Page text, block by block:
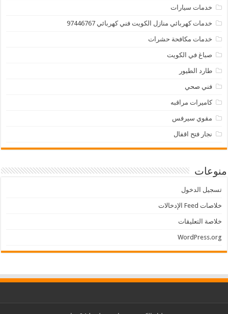
خدمات سيارات
خدمات كهربائي منازل الكويت فني كهربائي 97446767
خدمات مكافحة حشرات
صباغ في الكويت
طارد الطيور
فني صحي
كاميرات مراقبه
مقوي سيرفس
نجار فتح اقفال
منوعات
تسجيل الدخول
خلاصات Feed الإدخالات
خلاصة التعليقات
WordPress.org